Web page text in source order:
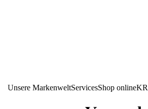
Unsere MarkenweltServicesShop online